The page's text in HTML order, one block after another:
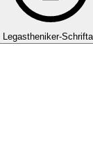
Legastheniker-